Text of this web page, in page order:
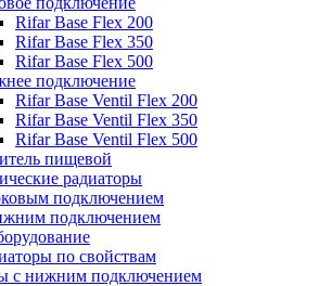
Rifar Base Flex 200
Rifar Base Flex 350
Rifar Base Flex 500
подключение
Rifar Base Ventil Flex 200
Rifar Base Ventil Flex 350
Rifar Base Ventil Flex 500
пищевой
радиаторы
подключением
подключением
по свойствам
с нижним подключением